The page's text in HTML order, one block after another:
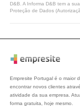
D&B. A Informa D&B tem a
Proteção de Dados
Empresite Portugal é o maior
encontrar novos clientes
atividade da sua empresa.
forma gratuita, hoje mesmo.